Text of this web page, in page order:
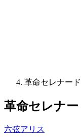
革命セレナード
革命セレナー
六弦アリス